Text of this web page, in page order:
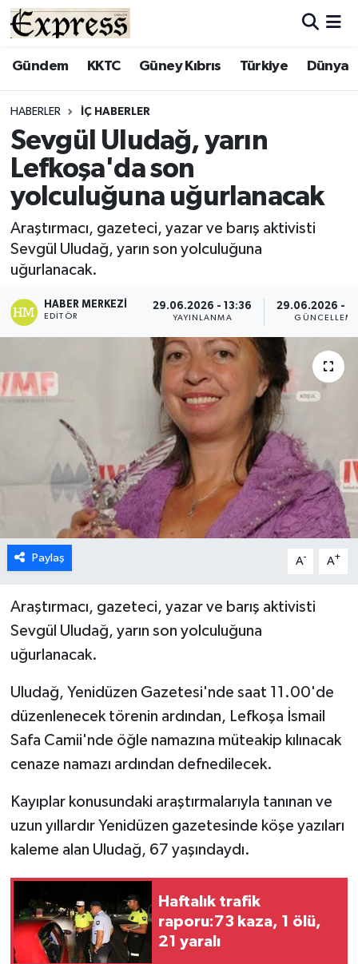
Gündem KKTC Güney Kıbrıs Türkiye Dünya
HABERLER İÇ HABERLER
Sevgül Uludağ, yarın
Lefkoşa'da son
yolculuğuna uğurlanacak
Araştırmacı, gazeteci, yazar ve barış aktivisti
Sevgül Uludağ, yarın son yolculuğuna
uğurlanacak.
HABER MERKEZI
EDITÖR
29.06.2026 - 13:36
YAYINLANMA
29.06.2026 -
Paylaş A- A+
Araştırmacı, gazeteci, yazar ve barış aktivisti
Sevgül Uludağ, yarın son yolculuğuna
uğurlanacak.
Uludağ, Yenidüzen Gazetesi'nde saat 11.00'de
düzenlenecek törenin ardından, Lefkoşa İsmail
Safa Camii'nde öğle namazına müteakip kılınacak
cenaze namazı ardından defnedilecek.
Kayıplar konusundaki araştırmalarıyla tanınan ve
uzun yıllardır Yenidüzen gazetesinde köşe yazıları
kaleme alan Uludağ, 67 yaşındaydı.
Haftalık trafik
raporu:73 kaza, 1 ölü,
21 yaralı
ALAYKÖY
BİLİM
ÇATALKÖY
DÜNYA
EĞİTİM
EKONOMİ
ESENTEPE
GAZİMAĞUSA
GİRNE
GÜNDEM
GÜNEY KIBRIS
KÜLTÜR SANAT
LEFKOŞA
Nöbetçi Eczaneler
ÖZEL HABER
SAĞLIK
SİYASET
SPOR
Hava Durumu
Süper Lig Puan Durumu ve Fikstür
Tüm Manşetler
Son Dakika Haberleri
Haber Arşivi